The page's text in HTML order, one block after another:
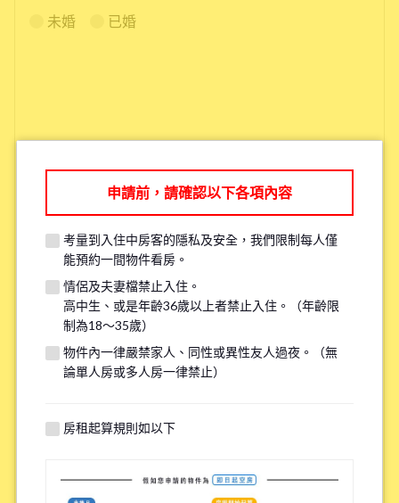
未婚 已婚
根據您的需求，我們可能會推薦您其
他更適合的物件。
考量現有住戶的安全與隱私，每人原則上僅限參觀一間物件。
若您的需求與其他物件匹配，我們將在看房前線上諮詢時提供
額外選項，請填寫下方資訊以供參考。
上學或上班的便利性
周邊環境
申請前，請確認以下各項內容
考量到入住中房客的隱私及安全，我們限制每人僅
能預約一間物件看房。
情侶及夫妻檔禁止入住。
高中生、或是年齡36歲以上者禁止入住。（年齡限
制為18～35歲）
物件內一律嚴禁家人、同性或異性友人過夜。（無
論單人房或多人房一律禁止）
房租起算規則如以下